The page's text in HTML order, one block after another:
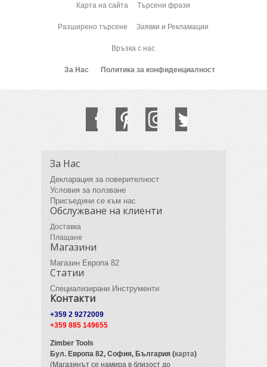
Карта на сайта Търсени фрази
Разширено търсене Заявки и Рекламации
Връзка с нас
За Нас Политика за конфиденциалност
За Нас
Декларация за поверителност
Условия за ползване
Присъедини се към нас
Обслужване на клиенти
Доставка
Плащане
Магазини
Магазин Европа 82
Статии
Специализирани Инструменти
Контакти
+359 2 9272009
+359 885 149655
Zimber Tools
Бул. Европа 82, София, България (карта)
(Магазинът се намира в близост до